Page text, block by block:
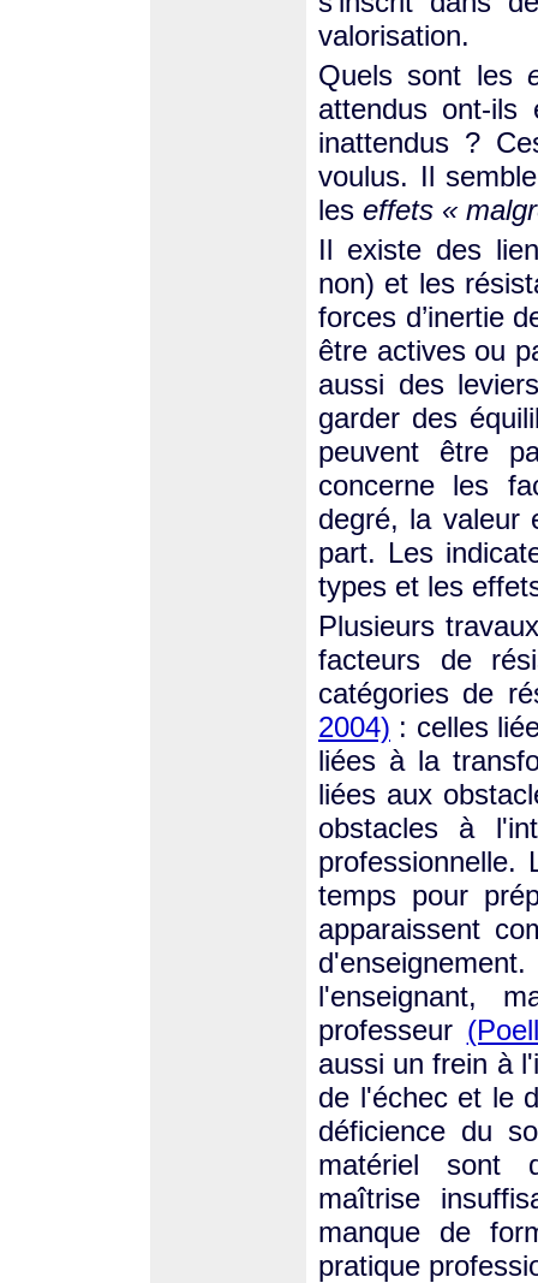
valorisation.
Quels sont les
attendus ont-ils
inattendus ?
voulus. Il
les effets «
Il existe des
non) et les
forces d’inertie
être actives ou
aussi des
garder des
peuvent être
concerne les
degré, la valeur
part. Les
types et les
Plusieurs
facteurs de
catégories de
2004) : celles
liées à la
liées aux
obstacles à
professionnelle.
temps pour
apparaissent
l'enseignant,
professeur
aussi un frein à
de l'échec et le
déficience du
matériel sont
maîtrise
manque de
pratique